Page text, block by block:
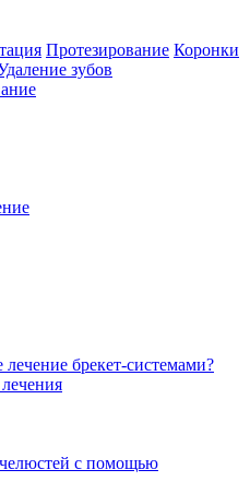
Протезирование Коронки
зубов
брекет-системами?
с помощью